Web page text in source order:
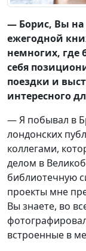
— Борис, Вы на
ежегодной
немногих, где
себя
поездки и
интересного
— Я побывал в
лондонских
коллегами,
делом в
библиотечную
проекты мне
Вы знаете, во
встроенные в